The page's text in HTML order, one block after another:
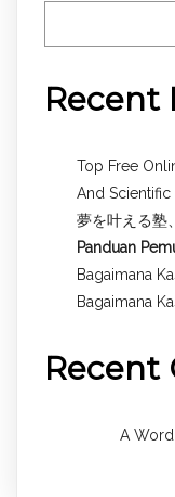
Recent
Top Free
And Scientific
夢を叶える塾
Panduan
Bagaimana
Bagaimana
Recent
A